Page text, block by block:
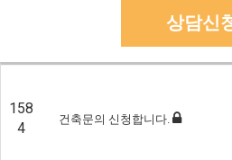
상담신
158
4
건축문의 신청합니다.